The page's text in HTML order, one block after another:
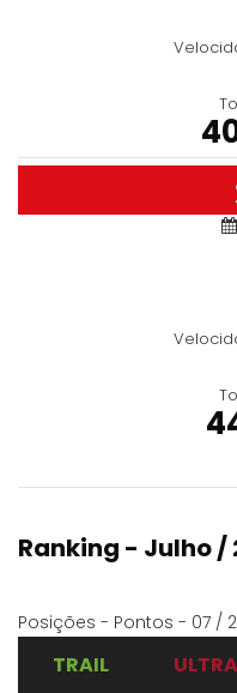
Ranking - Julho /
Posições - Pontos - 07 /
TRAIL ULTRA